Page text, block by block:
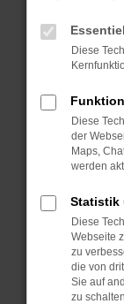
Prüfe
Manche
können
anderen
Fenster?
Starte
Das
Stelle
sind.
Diese
Diese
der
Maps,
werden
Statistik
Diese
Webseite
zu
die von
Sie auf
zu